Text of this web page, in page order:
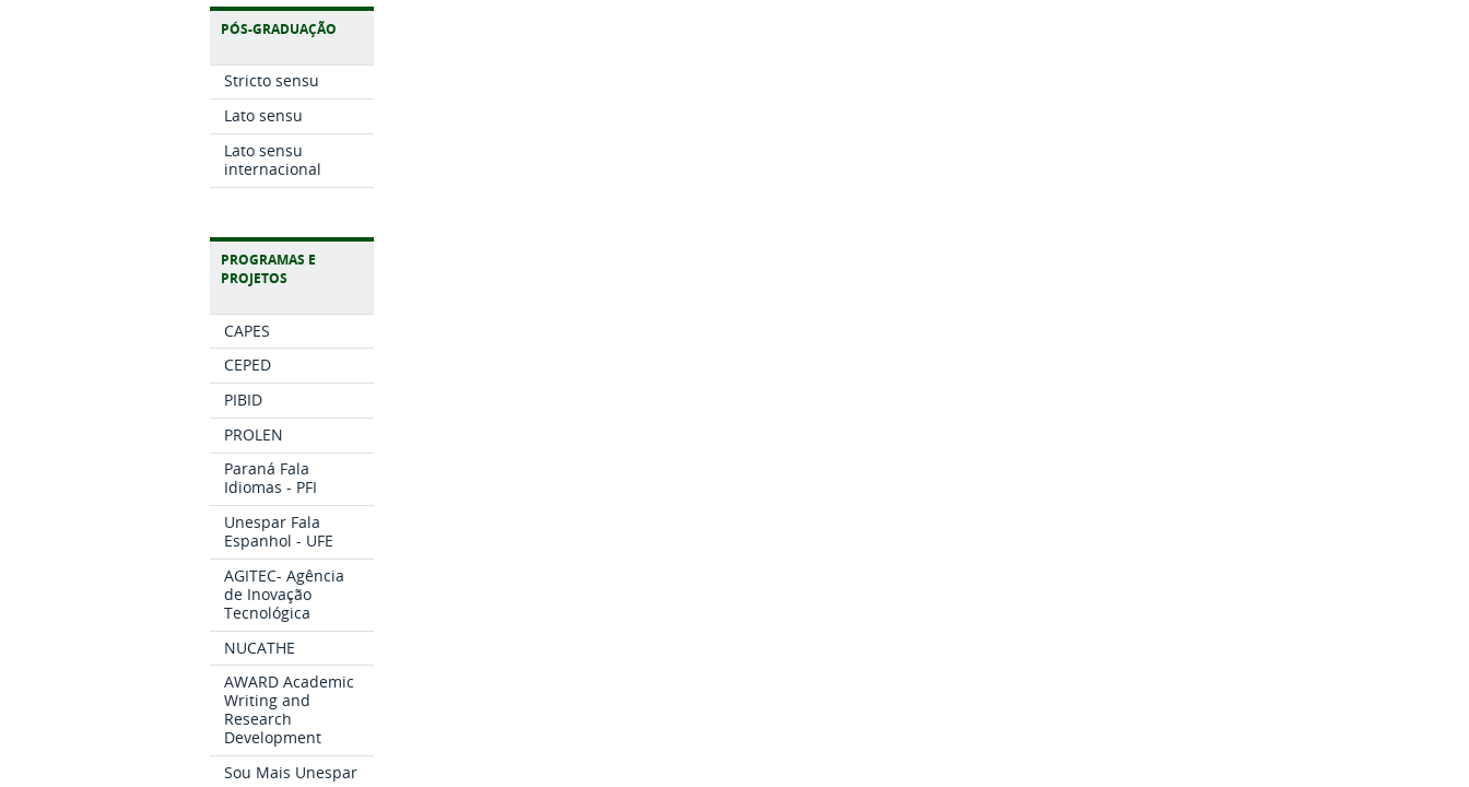
PÓS-GRADUAÇÃO
Stricto sensu
Lato sensu
Lato sensu
internacional
PROGRAMAS E
PROJETOS
CAPES
CEPED
PIBID
PROLEN
Paraná Fala
Idiomas - PFI
Unespar Fala
Espanhol - UFE
AGITEC- Agência
de Inovação
Tecnológica
NUCATHE
AWARD Academic
Writing and
Research
Development
Sou Mais Unespar